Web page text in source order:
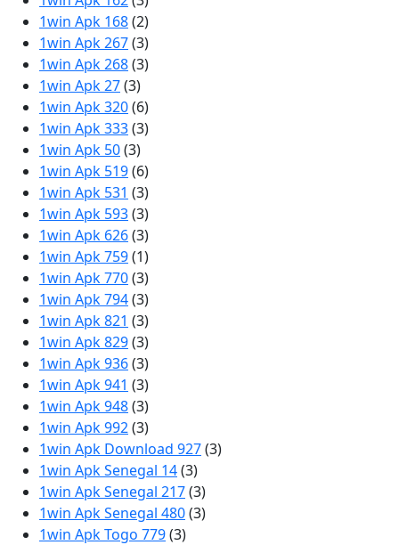
1win Apk 168(2)
1win Apk 267(3)
1win Apk 268(3)
1win Apk 27(3)
1win Apk 320(6)
1win Apk 333(3)
1win Apk 50(3)
1win Apk 519(6)
1win Apk 531 (3)
1win Apk 593(3)
1win Apk 626(3)
1win Apk 759(1)
1win Apk 770(3)
1win Apk 794(3)
1win Apk 821 (3)
1win Apk 829(3)
1win Apk 936(3)
1win Apk 941 (3)
1win Apk 948(3)
1win Apk 992(3)
1win Apk Download 927(3)
1win Apk Senegal 14(3)
1win Apk Senegal 217(3)
1win Apk Senegal 480(3)
1win Apk Togo 779(3)